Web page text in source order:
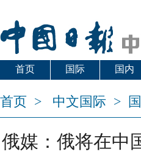
首页 国际 国内
首页 > 中文国际 >
俄媒：俄将在中